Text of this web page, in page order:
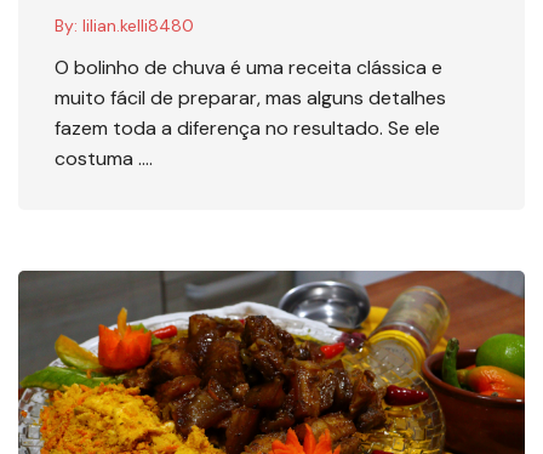
By: lilian.kelli8480
O bolinho de chuva é uma receita clássica e
muito fácil de preparar, mas alguns detalhes
fazem toda a diferença no resultado. Se ele
costuma ….